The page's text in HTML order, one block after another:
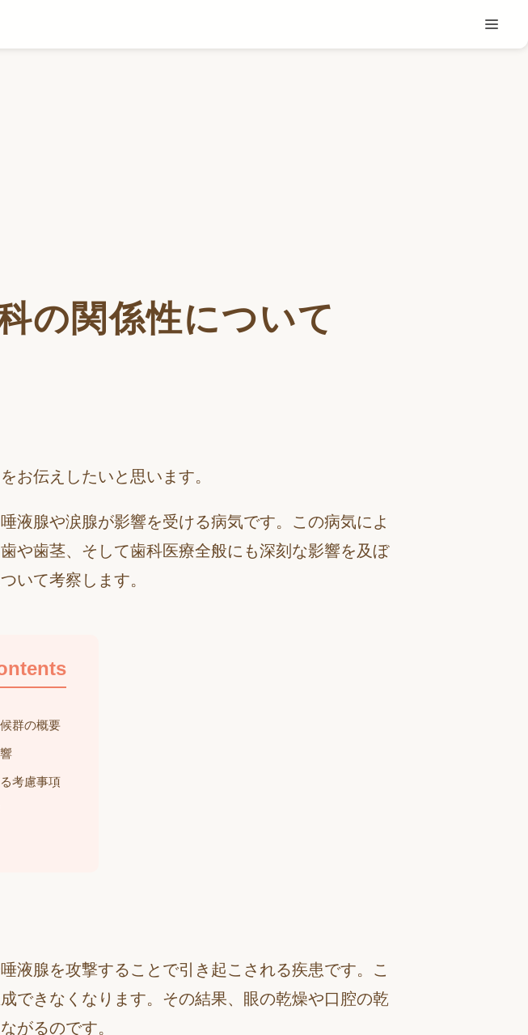
の関係性について
お伝えしたいと思います。
液腺や涙腺が影響を受ける病気です。この病気によ
や歯茎、そして歯科医療全般にも深刻な影響を及ぼ
いて考察します。
群の概要
考慮事項
液腺を攻撃することで引き起こされる疾患です。こ
できなくなります。その結果、眼の乾燥や口腔の乾
がるのです。